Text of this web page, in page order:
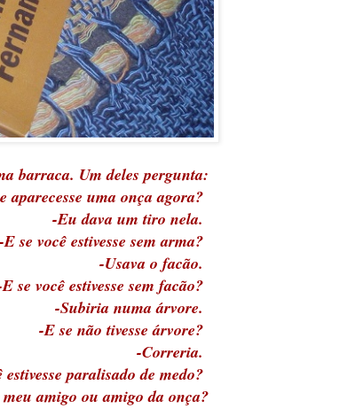
barraca. Um deles pergunta:
aparecesse uma onça agora?
-Eu dava um tiro nela.
-E se você estivesse sem arma?
-Usava o facão.
se você estivesse sem facão?
-Subiria numa árvore.
-E se não tivesse árvore?
-Correria.
estivesse paralisado de medo?
meu amigo ou amigo da onça?